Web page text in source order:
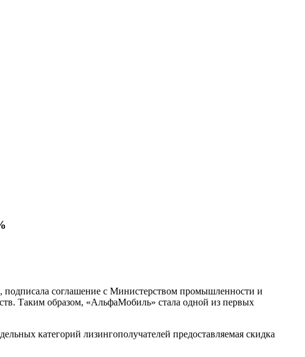
соглашение с Министерством промышленности и
Таким образом, «АльфаМобиль» стала одной из первых
категорий лизингополучателей предоставляемая скидка